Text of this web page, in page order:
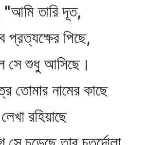
তারি দূত,
পিছে,
আসিছে।
নামের কাছে